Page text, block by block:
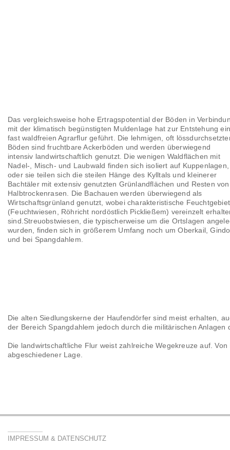
Das vergleichsweise hohe Ertragspotential der Böden in
mit der klimatisch begünstigten Muldenlage hat zur Entstehung
fast waldfreien Agrarflur geführt. Die lehmigen, oft
Böden sind fruchtbare Ackerböden und werden überwiegend
intensiv landwirtschaftlich genutzt. Die wenigen Waldflächen mit
Nadel-, Misch- und Laubwald finden sich isoliert auf Kuppenlagen,
oder sie teilen sich die steilen Hänge des Kylltals und kleinerer
Bachtäler mit extensiv genutzten Grünlandflächen und Resten von
Halbtrockenrasen. Die Bachauen werden überwiegend als
Wirtschaftsgrünland genutzt, wobei charakteristische
(Feuchtwiesen, Röhricht nordöstlich Pickließem) vereinzelt
sind.Streuobstwiesen, die typischerweise um die Ortslagen
wurden, finden sich in größerem Umfang noch um Oberkail,
und bei Spangdahlem.
Die alten Siedlungskerne der Haufendörfer sind meist erhalten,
der Bereich Spangdahlem jedoch durch die militärischen Anlagen
Die landwirtschaftliche Flur weist zahlreiche Wegekreuze auf.
abgeschiedener Lage.
IMPRESSUM & DATENSCHUTZ